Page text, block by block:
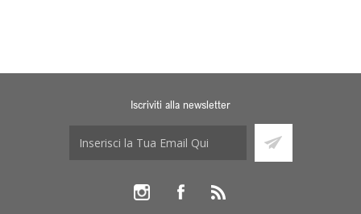
Iscriviti alla newsletter